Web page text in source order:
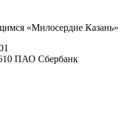
«Милосердие Казань»
ПАО Сбербанк